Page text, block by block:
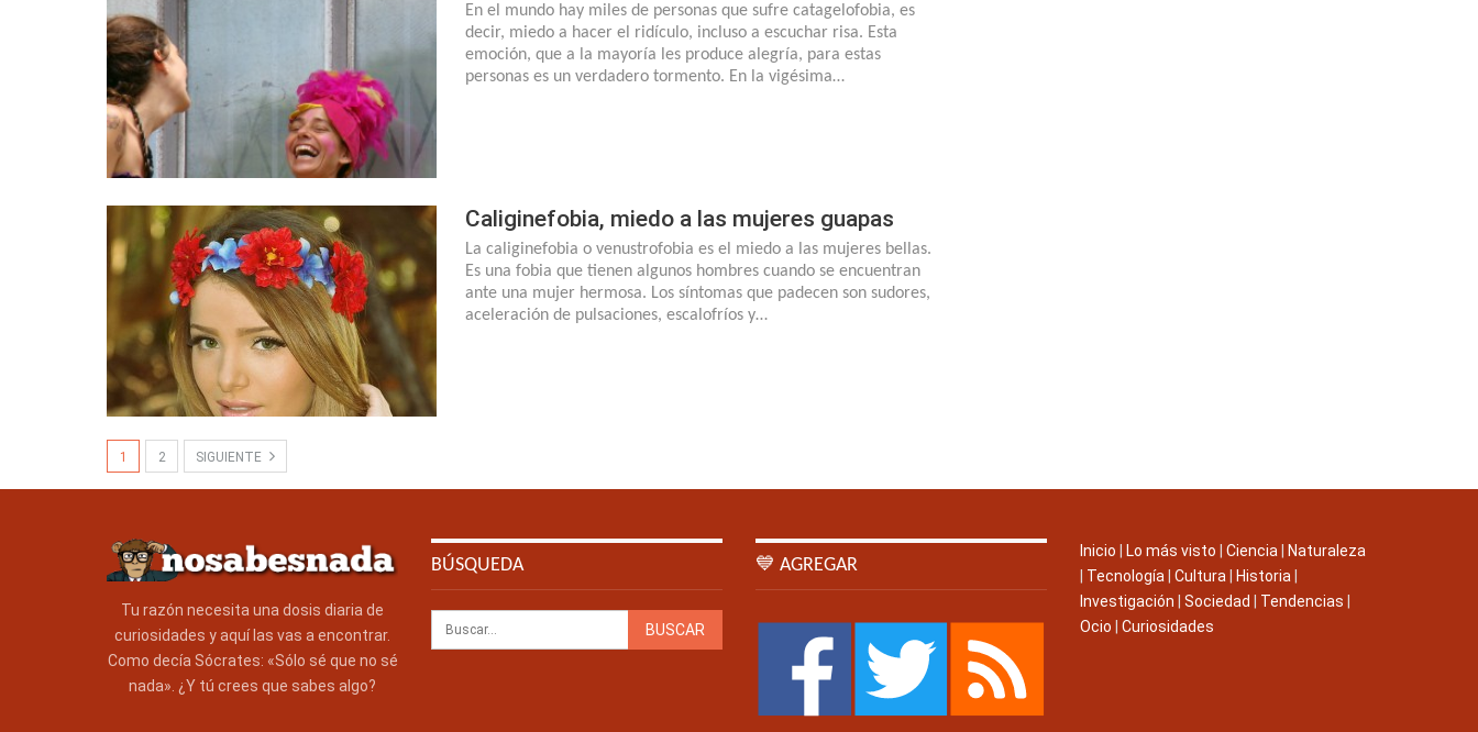
En el mundo hay miles de personas que sufre catagelofobia, es
decir, miedo a hacer el ridículo, incluso a escuchar risa. Esta
emoción, que a la mayoría les produce alegría, para estas
personas es un verdadero tormento. En la vigésima…
Caliginefobia, miedo a las mujeres guapas
La caliginefobia o venustrofobia es el miedo a las mujeres bellas.
Es una fobia que tienen algunos hombres cuando se encuentran
ante una mujer hermosa. Los síntomas que padecen son sudores,
aceleración de pulsaciones, escalofríos y…
1 2 SIGUIENTE
Tu razón necesita una dosis diaria de
curiosidades y aquí las vas a encontrar.
Como decía Sócrates: «Sólo sé que no sé
nada». ¿Y tú crees que sabes algo?
BÚSQUEDA 💙 AGREGAR
Inicio Lo más visto Ciencia
Naturaleza
Tecnología Cultura Historia
Investigación
Sociedad Tendencias
Ocio
Curiosidades